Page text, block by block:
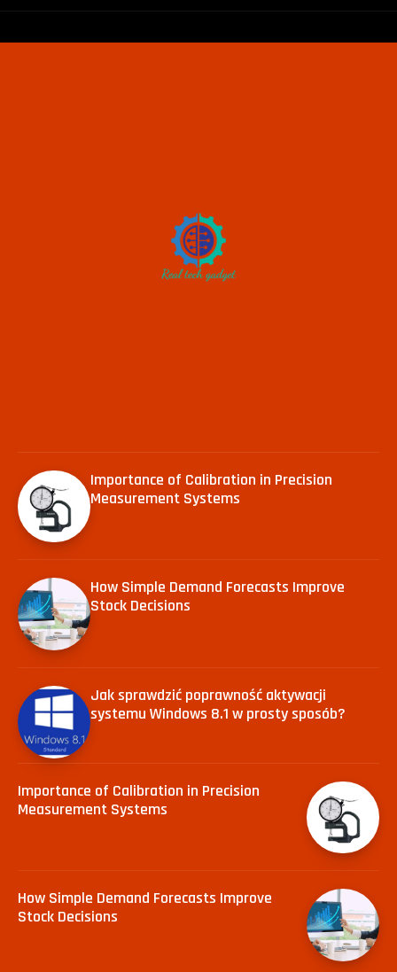
Importance of Calibration in Precision
Measurement Systems
How Simple Demand Forecasts Improve
Stock Decisions
Jak sprawdzić poprawność aktywacji
systemu Windows 8.1 w prosty sposób?
Importance of Calibration in Precision
Measurement Systems
How Simple Demand Forecasts Improve
Stock Decisions